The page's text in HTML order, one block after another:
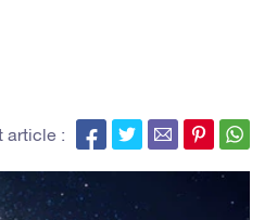
article :